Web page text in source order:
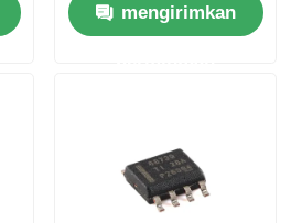
Tor Drivermengirimkan